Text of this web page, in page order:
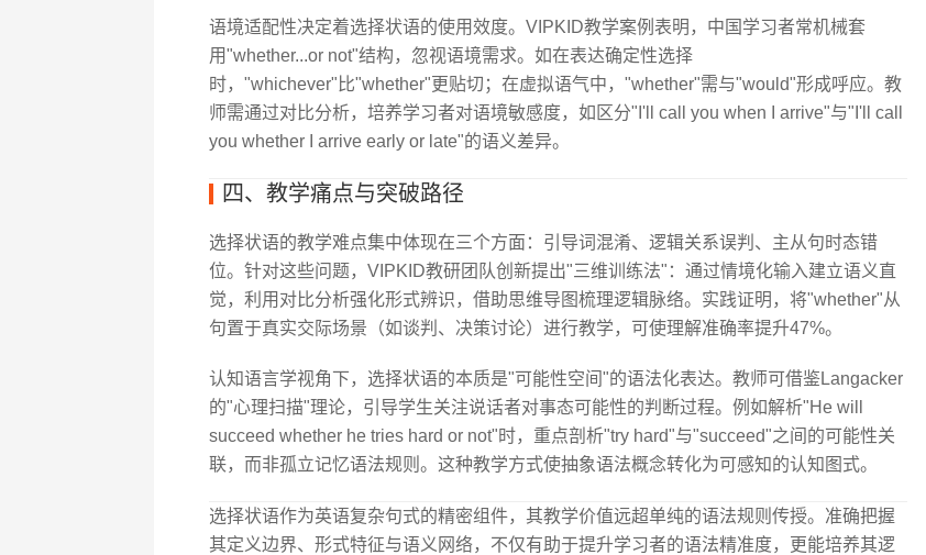
语境适配性决定着选择状语的使用效度。VIPKID教学案例表明，中国学习者常机械套
用"whether...or not"结构，忽视语境需求。如在表达确定性选择
时，"whichever"比"whether"更贴切；在虚拟语气中，"whether"需与"would"形成呼应。教
师需通过对比分析，培养学习者对语境敏感度，如区分"I'll call you when I arrive"与"I'll call
you whether I arrive early or late"的语义差异。
四、教学痛点与突破路径
选择状语的教学难点集中体现在三个方面：引导词混淆、逻辑关系误判、主从句时态错
位。针对这些问题，VIPKID教研团队创新提出"三维训练法"：通过情境化输入建立语义直
觉，利用对比分析强化形式辨识，借助思维导图梳理逻辑脉络。实践证明，将"whether"从
句置于真实交际场景（如谈判、决策讨论）进行教学，可使理解准确率提升47%。
认知语言学视角下，选择状语的本质是"可能性空间"的语法化表达。教师可借鉴Langacker
的"心理扫描"理论，引导学生关注说话者对事态可能性的判断过程。例如解析"He will
succeed whether he tries hard or not"时，重点剖析"try hard"与"succeed"之间的可能性关
联，而非孤立记忆语法规则。这种教学方式使抽象语法概念转化为可感知的认知图式。
选择状语作为英语复杂句式的精密组件，其教学价值远超单纯的语法规则传授。准确把握
其定义边界、形式特征与语义网络，不仅有助于提升学习者的语法精准度，更能培养其逻